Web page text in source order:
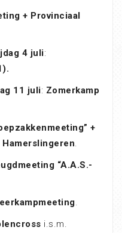
+ Provinciaal
4 juli:
11 juli: Zomerkamp
+
.
“A.A.S.-
.
i.s.m.